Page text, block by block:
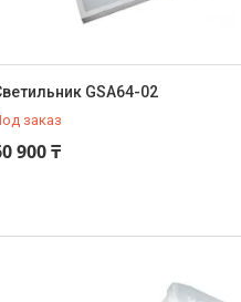
GSA64-02
заказ
900 ₸